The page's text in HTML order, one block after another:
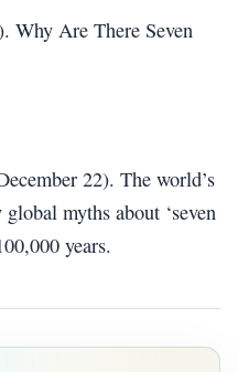
Why Are There Seven
22). The world’s
myths about ‘seven
years.